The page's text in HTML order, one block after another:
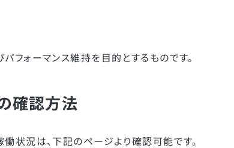
フォーマンス維持を目的とするものです。
確認方法
状況は、下記のページより確認可能です。